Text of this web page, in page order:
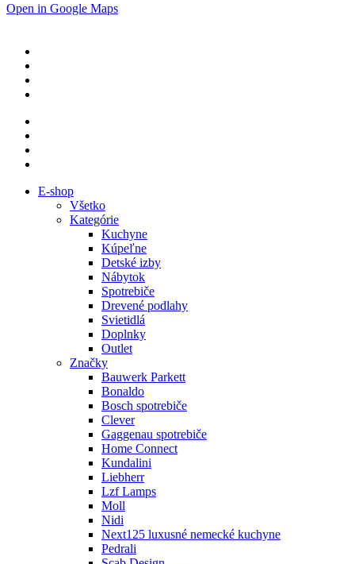
Open in Google Maps
E-shop
Všetko
Kategórie
Kuchyne
Kúpeľne
Detské izby
Nábytok
Spotrebiče
Drevené podlahy
Svietidlá
Doplnky
Outlet
Značky
Bauwerk Parkett
Bonaldo
Bosch spotrebiče
Clever
Gaggenau spotrebiče
Home Connect
Kundalini
Liebherr
Lzf Lamps
Moll
Nidi
Next125 luxusné nemecké kuchyne
Pedrali